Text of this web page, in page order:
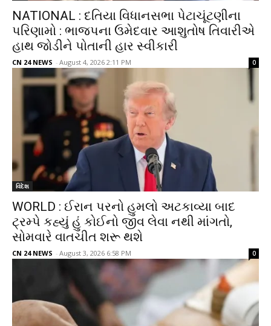
NATIONAL : દતિયા વિધાનસભા પેટાચૂંટણીના
પરિણામો : ભાજપના ઉમેદવાર આશુતોષ તિવારીએ
હાથ જોડીને પોતાની હાર સ્વીકારી
CN 24 NEWS - August 4, 2026 2:11 PM 0
વિદેશ
WORLD : ઈરાન પરનો હુમલો અટકાવ્યા બાદ
ટ્રમ્પે કહ્યું હું કોઈનો જીવ લેવા નથી માંગતો,
સોમવારે વાતચીત શરૂ થશે
CN 24 NEWS - August 3, 2026 6:58 PM 0